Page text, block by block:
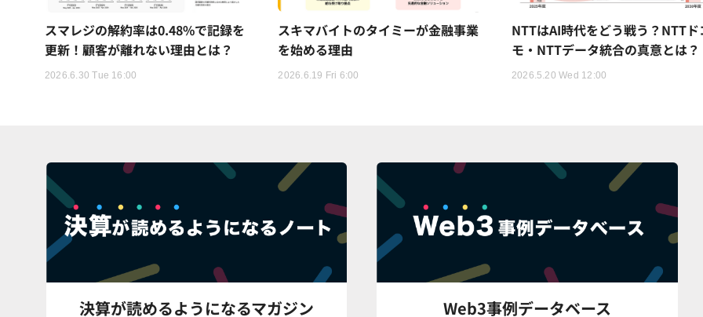
スマレジの解約率は0.48%で記録を
更新！顧客が離れない理由とは？
2026.6.30 Tue 16:00
スキマバイトのタイミーが金融事業
を始める理由
2026.6.19 Fri 6:00
NTTはAI時代をどう戦う？NTTド
モ・NTTデータ統合の真意とは？
2026.5.20 Wed 12:00
決算が読めるようになるマガジン Web3事例データベース